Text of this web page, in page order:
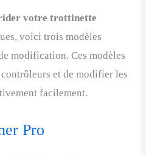
votre trottinette
voici trois modèles
modification. Ces modèles
et de modifier les
facilement.
Pro